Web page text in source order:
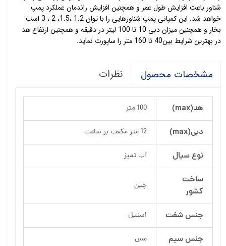
شناور باعث افزایش طول عمر و همچنین افزایش راندمان عملکرد پمپ
خواهد شد. این کمپانی پمپ شناورهایی را با توان 1.2 ،1.5، 2 ، 3 اسب
بخار و همچنین میزان دبی 10 تا 100 لیتر در دقیقه و همچنین ارتفاع هد
در بهترین شرایط بین40 تا 160 متر را ساپورت نماید.
مشخصات محصول نظرات
هد(max) 100 متر
دبی(max) 12 متر مکعب بر ساعت
نوع سیال آب تمیز
ساخت
کشور
چین
جنس شفت استیل
جنس سیم مس